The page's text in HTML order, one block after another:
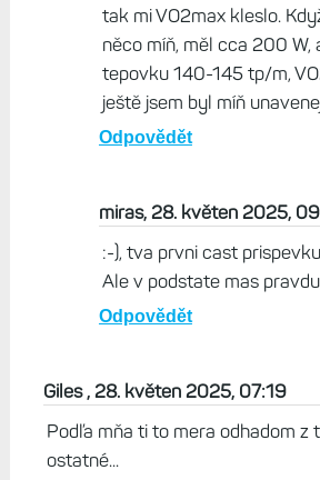
tak mi VO2max kleslo.
něco míň, měl cca 200 W,
tepovku 140-145 tp/m,
ještě jsem byl míň
Odpovědět
miras, 28. květen 2025,
:-), tva prvni cast
Ale v podstate mas
Odpovědět
Giles , 28. květen 2025, 07:19
Podľa mňa ti to mera odhadom z
ostatné...